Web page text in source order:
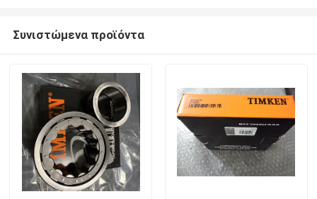
Συνιστώμενα προϊόντα